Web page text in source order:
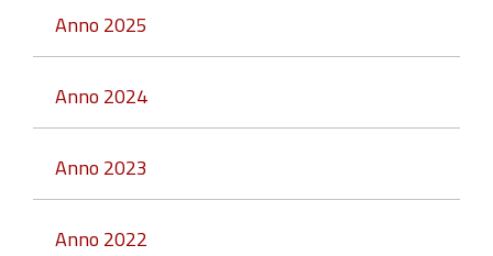
Anno 2025
Anno 2024
Anno 2023
Anno 2022